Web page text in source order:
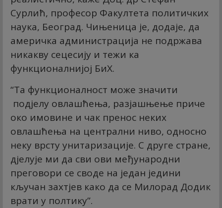
Сурлић, професор Факултета политичких
наука, Београд. Чињеница је, додаје, да
америчка администрација не подржава
никакву сецесију и тежи ка
функционалнијој БиХ.
“Та функционалност може значити
подјелу овлашћења, разјашњење приче
око имовине и чак пренос неких
овлашћења на централни ниво, односно
неку врсту унитаризације. С друге стране,
дјелује ми да сви ови међународни
преговори се своде на један једини
кључан захтјев како да се Милорад Додик
врати у полтику”.